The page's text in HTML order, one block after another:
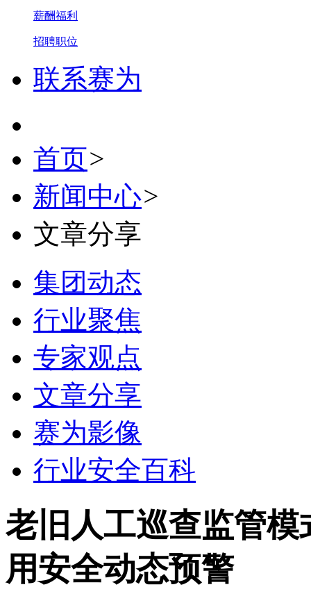
薪酬福利
招聘职位
联系赛为
首页>
新闻中心>
文章分享
集团动态
行业聚焦
专家观点
文章分享
赛为影像
行业安全百科
老旧人工巡查监管
用安全动态预警